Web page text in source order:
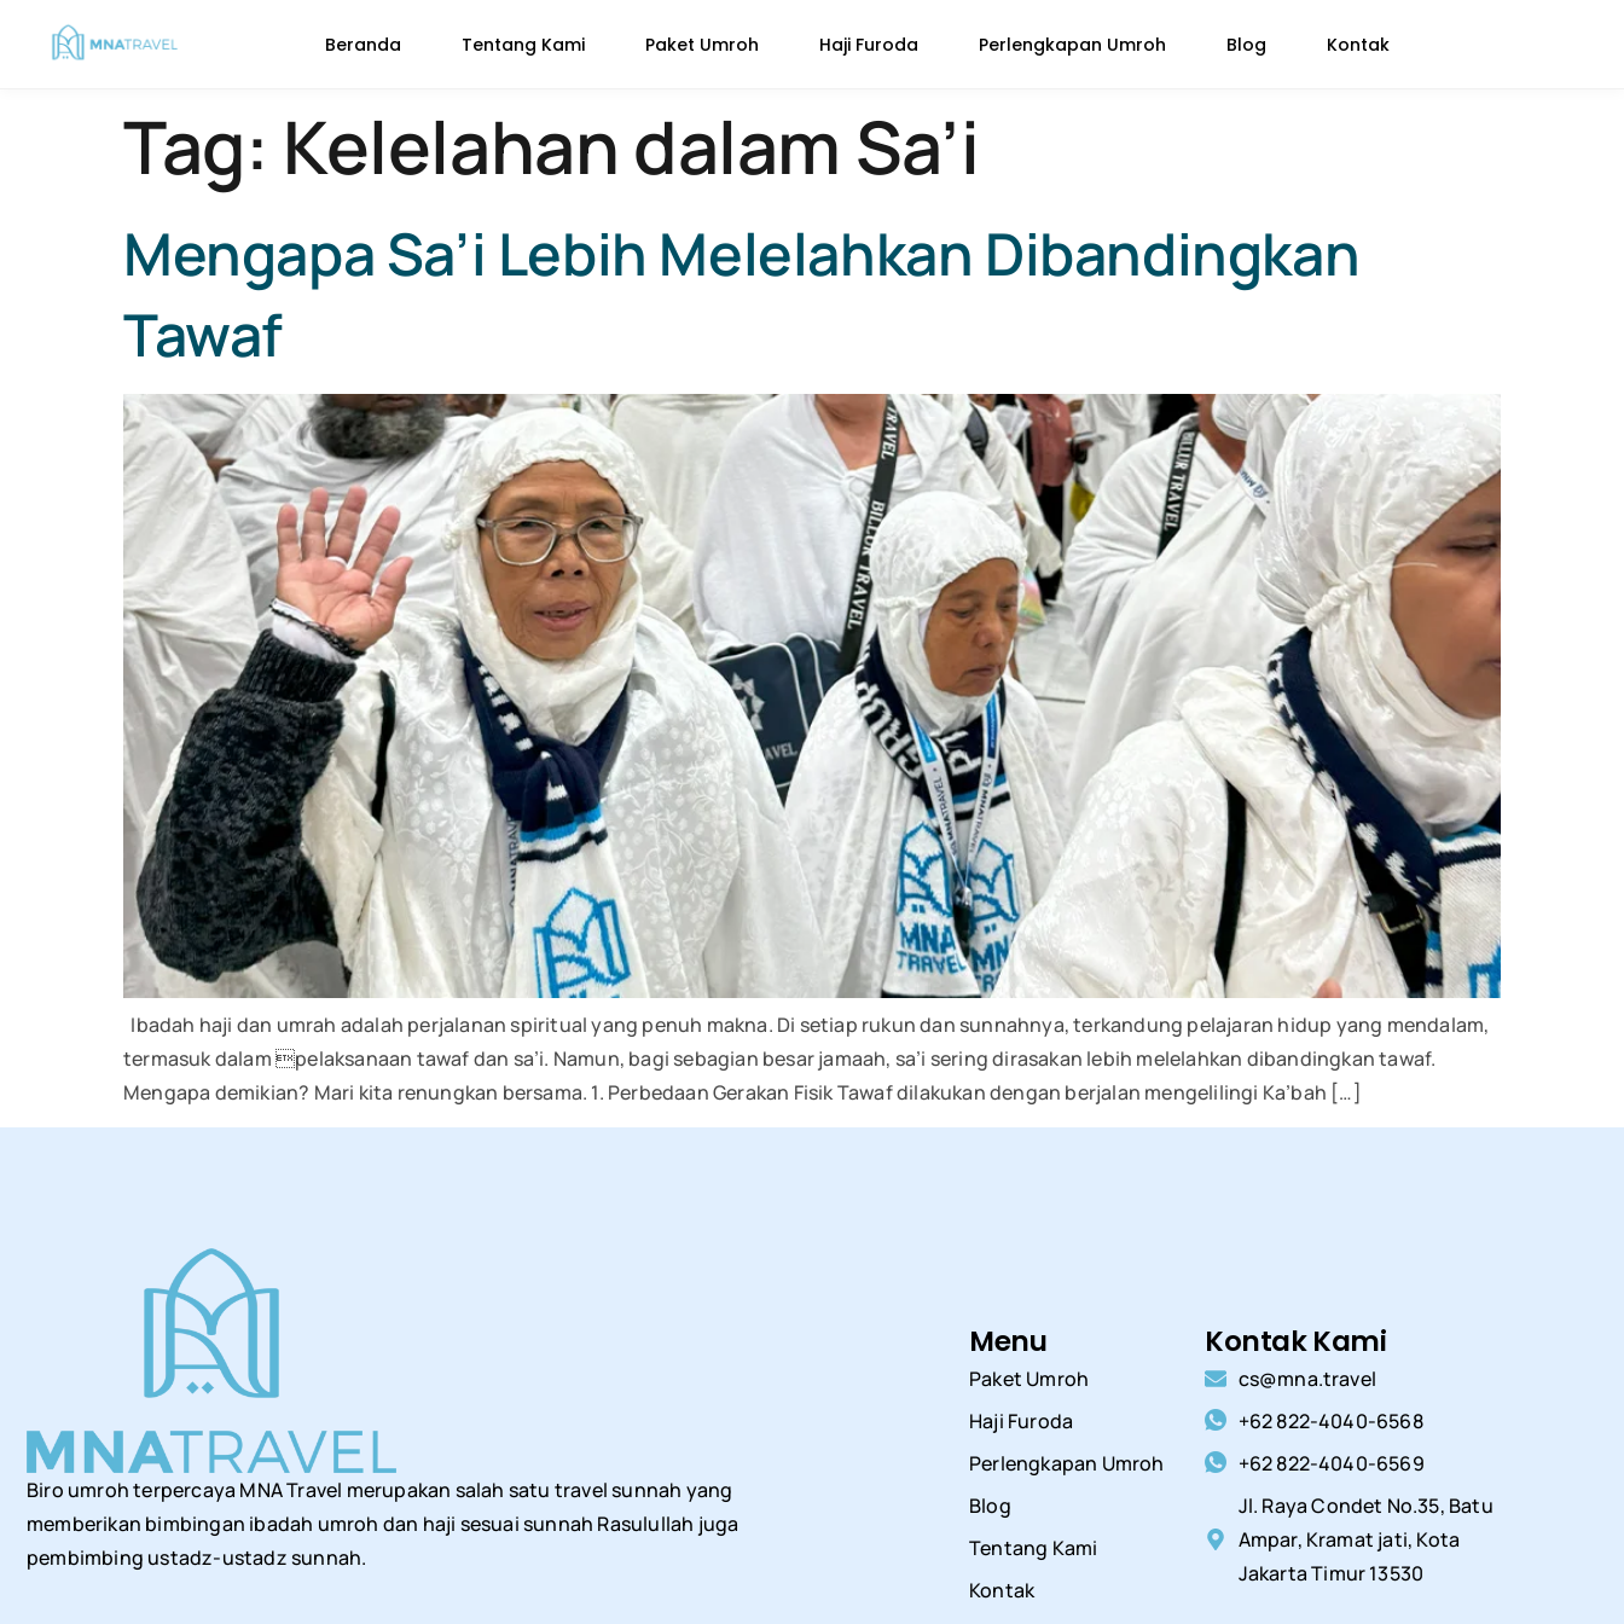
Beranda Tentang Kami Paket Umroh Haji Furoda Perlengkapan Umroh Blog Kontak
Tag: Kelelahan dalam Sa’i
Mengapa Sa’i Lebih Melelahkan Dibandingkan
Tawaf
Ibadah haji dan umrah adalah perjalanan spiritual yang penuh makna. Di setiap rukun dan sunnahnya, terkandung pelajaran hidup yang mendalam,
termasuk dalam pelaksanaan tawaf dan sa’i. Namun, bagi sebagian besar jamaah, sa’i sering dirasakan lebih melelahkan dibandingkan tawaf.
Mengapa demikian? Mari kita renungkan bersama. 1. Perbedaan Gerakan Fisik Tawaf dilakukan dengan berjalan mengelilingi Ka’bah […]
Biro umroh terpercaya MNA Travel merupakan salah satu travel sunnah yang
memberikan bimbingan ibadah umroh dan haji sesuai sunnah Rasulullah juga
pembimbing ustadz-ustadz sunnah.
Menu
Paket Umroh
Haji Furoda
Perlengkapan Umroh
Blog
Tentang Kami
Kontak
Kontak Kami
cs@mna.travel
+62 822-4040-6568
+62 822-4040-6569
Jl. Raya Condet No.35, Batu
Ampar, Kramat jati, Kota
Jakarta Timur 13530